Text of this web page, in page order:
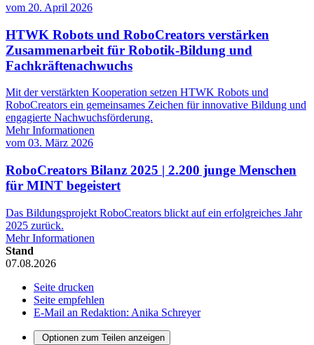
vom 20. April 2026
HTWK Robots und RoboCreators verstärken
Zusammenarbeit für Robotik-Bildung und
Fachkräftenachwuchs
Mit der verstärkten Kooperation setzen HTWK Robots und
RoboCreators ein gemeinsames Zeichen für innovative Bildung und
engagierte Nachwuchsförderung.
Mehr Informationen
vom 03. März 2026
RoboCreators Bilanz 2025 | 2.200 junge Menschen
für MINT begeistert
Das Bildungsprojekt RoboCreators blickt auf ein erfolgreiches Jahr
2025 zurück.
Mehr Informationen
Stand
07.08.2026
Seite drucken
Seite empfehlen
E-Mail an Redaktion: Anika Schreyer
Optionen zum Teilen anzeigen